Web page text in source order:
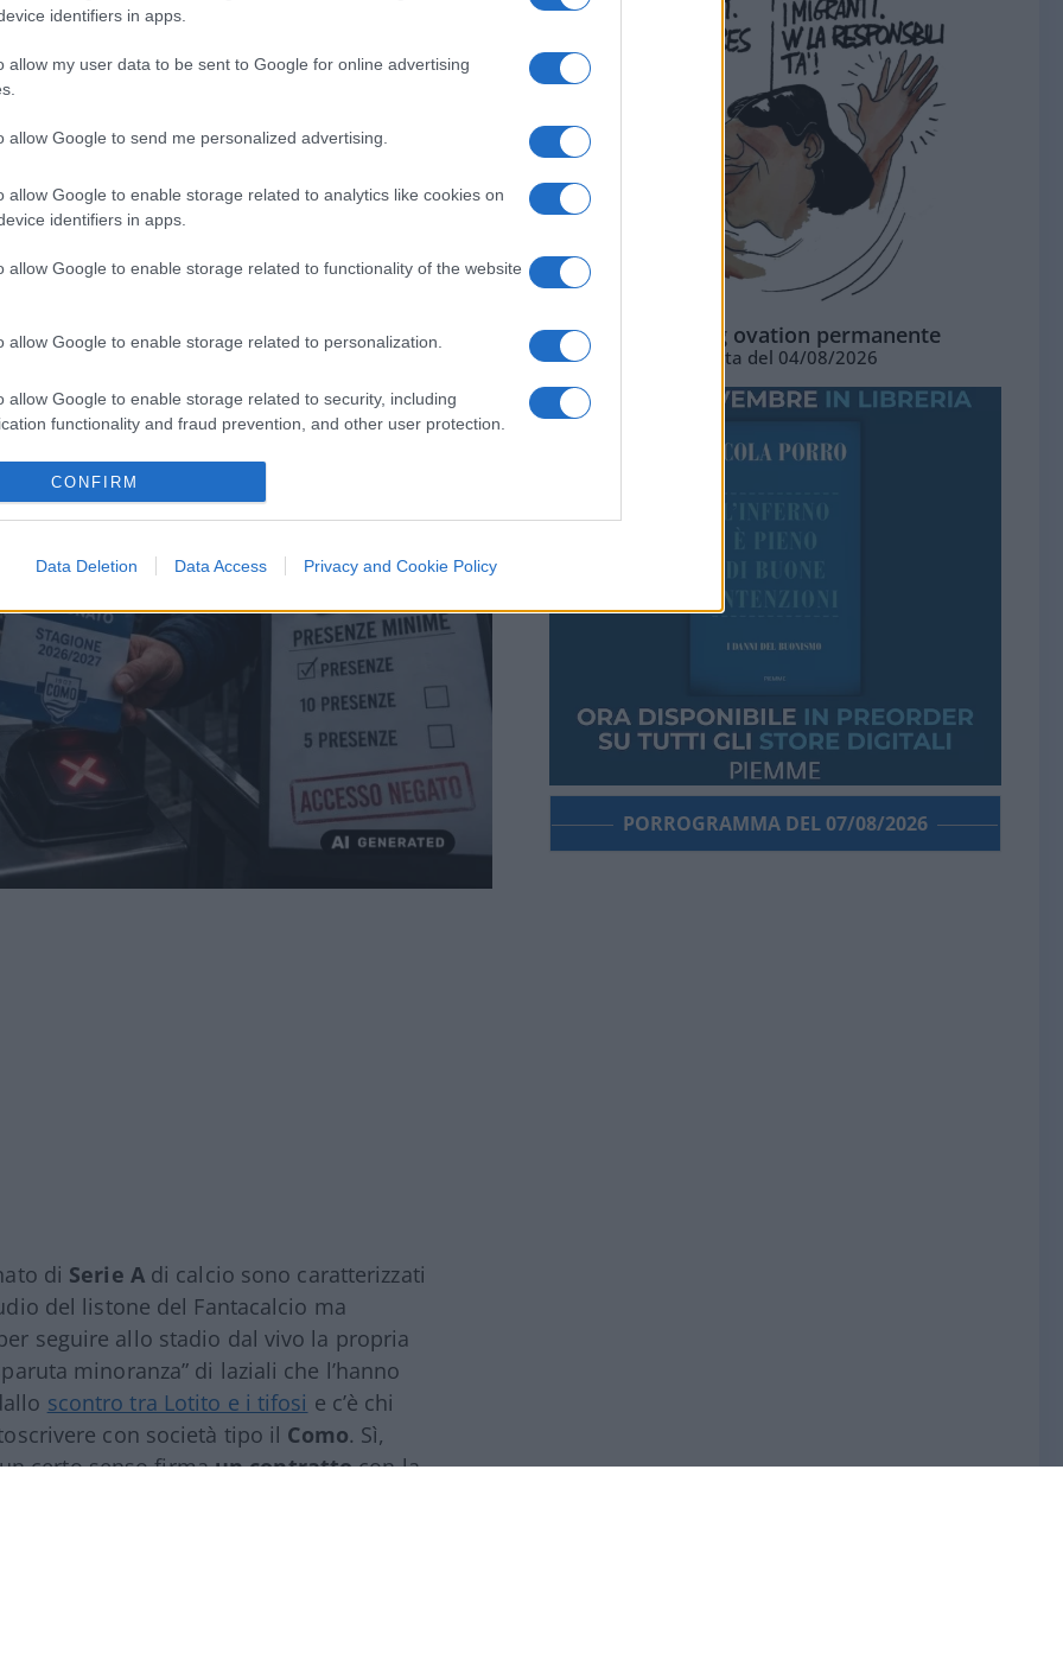
identifiers in apps.
allow my user data to be sent to Google for online advertising
allow Google to send me personalized advertising.
allow Google to enable storage related to analytics like cookies on
identifiers in apps.
allow Google to enable storage related to functionality of the website
allow Google to enable storage related to personalization.
allow Google to enable storage related to security, including
functionality and fraud prevention, and other user protection.
CONFIRM
Data Deletion Data Access Privacy and Cookie Policy
di controllare chi ha
sugli abbonati: pagare il posto non
di Serie Adi calcio sono caratterizzati
del listone del Fantacalcio ma
seguire allo stadio dal vivo la propria
minoranza” di laziali che l’hanno
scontro tra Lotito e i tifosi e c’è chi
con società tipo il Como. Sì,
certo senso firmaun contrattocon la
La standing ovation permanente
Vignetta del 04/08/2026
PORROGRAMMA DEL 07/08/2026